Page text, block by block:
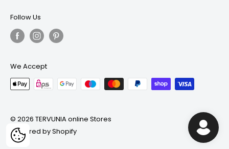
Follow Us
We Accept
© 2026 TERVUNIA online Stores
Powered by Shopify